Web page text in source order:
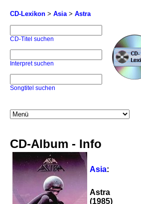
CD-Lexikon > Asia> Astra
CD-Titel suchen
Interpret suchen
Songtitel suchen
CD-Album - Info
Asia:
Astra
(1985)